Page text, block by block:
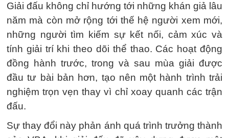
Giải đấu không chỉ hướng tới những khán giả lâu
năm mà còn mở rộng tới thế hệ người xem mới,
những người tìm kiếm sự kết nối, cảm xúc và
tính giải trí khi theo dõi thể thao. Các hoạt động
đồng hành trước, trong và sau mùa giải được
đầu tư bài bản hơn, tạo nên một hành trình trải
nghiệm trọn vẹn thay vì chỉ xoay quanh các trận
đấu.
Sự thay đổi này phản ánh quá trình trưởng thành